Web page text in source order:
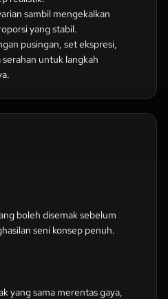
sambil mengekalkan
yang stabil.
pusingan, set ekspresi,
untuk langkah
boleh disemak sebelum
seni konsep penuh.
yang sama merentas gaya,